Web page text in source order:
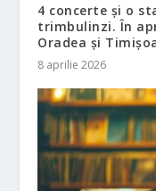
4 concerte și o
trimbulinzi. În
Oradea și
8 aprilie 2026